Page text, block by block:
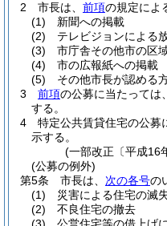
2
市長は、 前項の規定によ
(1)
新聞への掲載
(2)
テレビジョンによる
(3)
市庁舎その他市の区
(4)
市の広報紙への掲載
(5)
その他市長が認める
3
前項の公募に当たっては
する。
4
特定公共賃貸住宅の公募
示する。
(一部改正〔平成16
(公募の例外)
第5条
市長は、 次の各号の
(1)
災害による住宅の滅
(2)
不良住宅の撤去